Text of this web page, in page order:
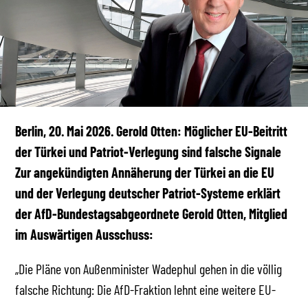
Berlin, 20. Mai 2026. Gerold Otten: Möglicher EU-Beitritt
der Türkei und Patriot-Verlegung sind falsche Signale
Zur angekündigten Annäherung der Türkei an die EU
und der Verlegung deutscher Patriot-Systeme erklärt
der AfD-Bundestagsabgeordnete Gerold Otten, Mitglied
im Auswärtigen Ausschuss:
„Die Pläne von Außenminister Wadephul gehen in die völlig
falsche Richtung: Die AfD-Fraktion lehnt eine weitere EU-